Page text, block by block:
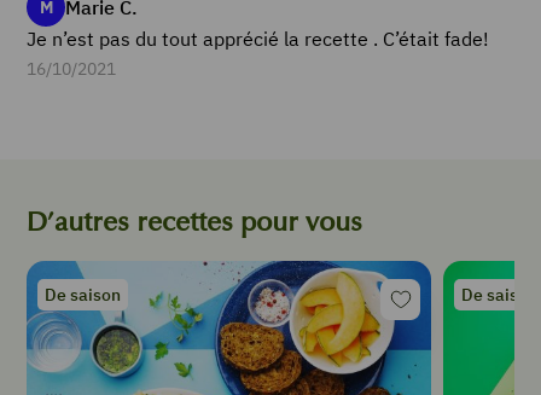
Casserole
½
melon
Eplucher,
épépiner
et
couper
le
melon
M
Marie C.
Je n’est pas du tout apprécié la recette . C’était fade!
16/10/2021
D’autres recettes pour vous
De saison De saison